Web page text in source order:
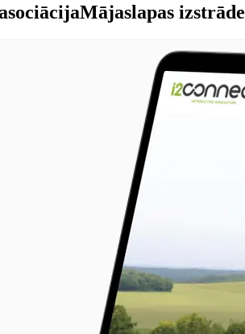
Mājaslapas izstrāde